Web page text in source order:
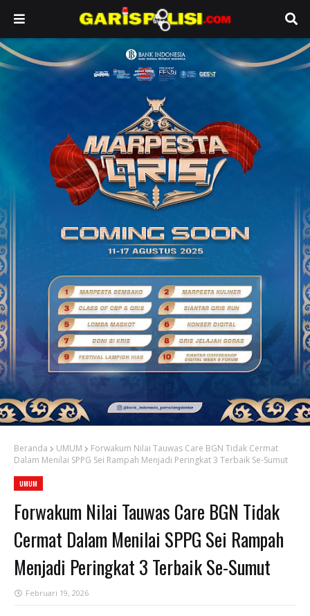
Beranda UMUM
Forwakum Nilai Tauwas Care BGN Tidak Cermat
Dalam Menilai SPPG Sei Rampah Menjadi Peringkat 3 Terbaik Se-Sumut
UMUM
Forwakum Nilai Tauwas Care BGN Tidak
Cermat Dalam Menilai SPPG Sei Rampah
Menjadi Peringkat 3 Terbaik Se-Sumut
Februari 19, 2026